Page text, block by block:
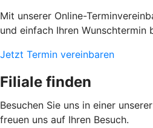
Mit unserer Online-
und einfach Ihren Wunschtermin
Jetzt Termin vereinbaren
Filiale finden
Besuchen Sie uns in einer
freuen uns auf Ihren Besuch.